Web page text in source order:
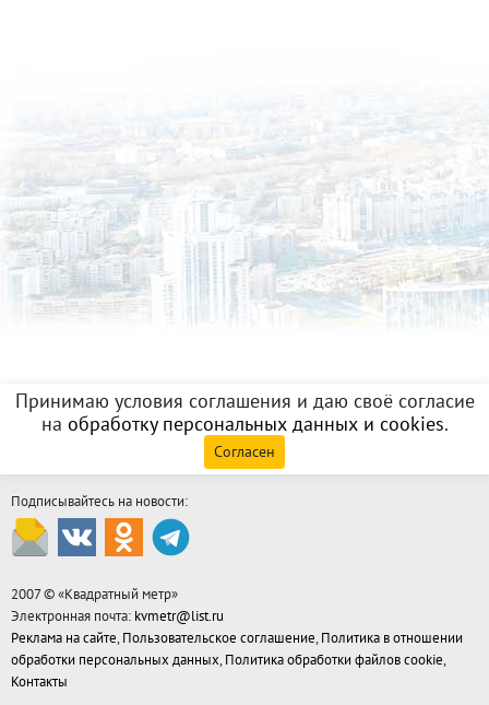
Принимаю условия соглашения и даю своё согласие
на обработку персональных данных и cookies.
Согласен
Подписывайтесь на новости:
2007 © «Квадратный метр»
Электронная почта: kvmetr@list.ru
Реклама на сайте, Пользовательское соглашение, Политика в отношении
обработки персональных данных, Политика обработки файлов cookie,
Контакты